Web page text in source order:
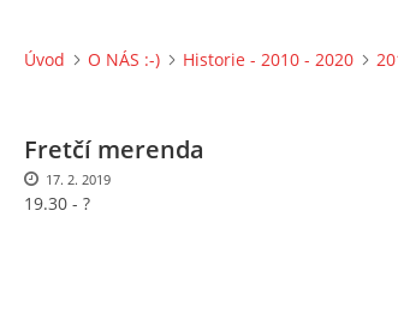
Úvod O NÁS :-) Historie - 2010 - 2020
Fretčí merenda
19.30 - ?
17. 2. 2019